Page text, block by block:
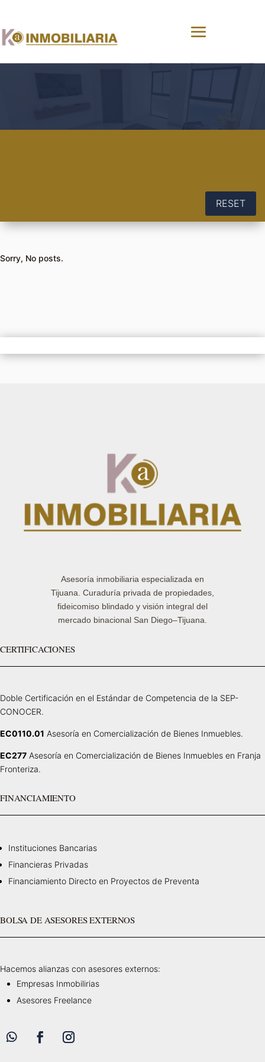
RESET
Sorry, No posts.
Asesoría inmobiliaria especializada en
Tijuana. Curaduría privada de propiedades,
fideicomiso blindado y visión integral del
mercado binacional San Diego–Tijuana.
CERTIFICACIONES
Doble Certificación en el Estándar de Competencia de la SEP-
CONOCER.
EC0110.01 Asesoría en Comercialización de Bienes Inmuebles.
EC277 Asesoría en Comercialización de Bienes Inmuebles en Franja
Fronteriza.
FINANCIAMIENTO
Instituciones Bancarias
Financieras Privadas
Financiamiento Directo en Proyectos de Preventa
BOLSA DE ASESORES EXTERNOS
Hacemos alianzas con asesores externos:
Empresas Inmobilirias
Asesores Freelance